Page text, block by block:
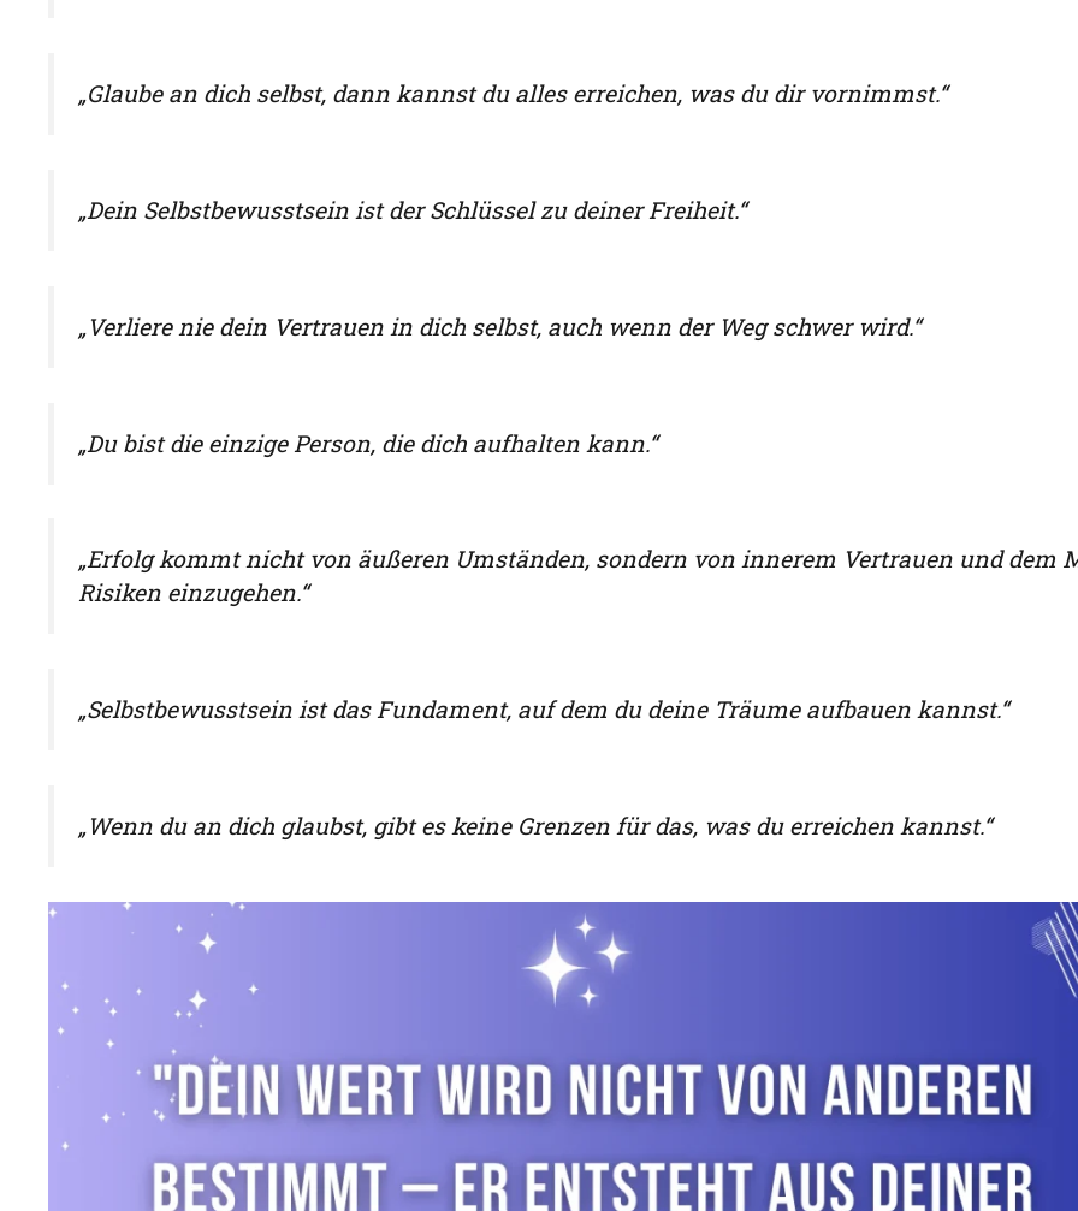
„Glaube an dich selbst, dann kannst du alles erreichen, was du dir vornimmst.“
„Dein Selbstbewusstsein ist der Schlüssel zu deiner Freiheit.“
„Verliere nie dein Vertrauen in dich selbst, auch wenn der Weg schwer wird.“
„Du bist die einzige Person, die dich aufhalten kann.“
„Erfolg kommt nicht von äußeren Umständen, sondern von innerem Vertrauen und dem
Risiken einzugehen.“
„Selbstbewusstsein ist das Fundament, auf dem du deine Träume aufbauen kannst.“
„Wenn du an dich glaubst, gibt es keine Grenzen für das, was du erreichen kannst.“